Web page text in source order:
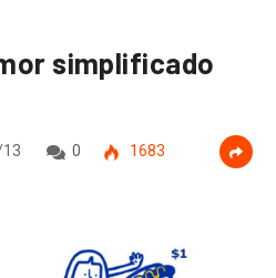
simplificado
0 1683